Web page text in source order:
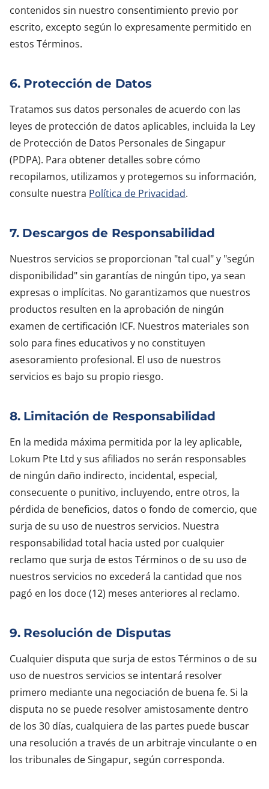
contenidos sin nuestro consentimiento previo por
escrito, excepto según lo expresamente permitido en
estos Términos.
6. Protección de Datos
Tratamos sus datos personales de acuerdo con las
leyes de protección de datos aplicables, incluida la Ley
de Protección de Datos Personales de Singapur
(PDPA). Para obtener detalles sobre cómo
recopilamos, utilizamos y protegemos su información,
consulte nuestra Política de Privacidad.
7. Descargos de Responsabilidad
Nuestros servicios se proporcionan "tal cual" y "según
disponibilidad" sin garantías de ningún tipo, ya sean
expresas o implícitas. No garantizamos que nuestros
productos resulten en la aprobación de ningún
examen de certificación ICF. Nuestros materiales son
solo para fines educativos y no constituyen
asesoramiento profesional. El uso de nuestros
servicios es bajo su propio riesgo.
8. Limitación de Responsabilidad
En la medida máxima permitida por la ley aplicable,
Lokum Pte Ltd y sus afiliados no serán responsables
de ningún daño indirecto, incidental, especial,
consecuente o punitivo, incluyendo, entre otros, la
pérdida de beneficios, datos o fondo de comercio, que
surja de su uso de nuestros servicios. Nuestra
responsabilidad total hacia usted por cualquier
reclamo que surja de estos Términos o de su uso de
nuestros servicios no excederá la cantidad que nos
pagó en los doce (12) meses anteriores al reclamo.
9. Resolución de Disputas
Cualquier disputa que surja de estos Términos o de su
uso de nuestros servicios se intentará resolver
primero mediante una negociación de buena fe. Si la
disputa no se puede resolver amistosamente dentro
de los 30 días, cualquiera de las partes puede buscar
una resolución a través de un arbitraje vinculante o en
los tribunales de Singapur, según corresponda.